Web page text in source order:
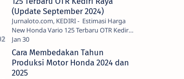
(Update September 2024)
Jurnaloto.com, KEDIRI - Estimasi Harga
New Honda Vario 125 Terbaru OTR Kediri
Raya (Update September 2024) Brosis
sekalian, PT Astra Honda Motor (AH…
Cara Membedakan Tahun
Produksi Motor Honda 2024 dan
2025